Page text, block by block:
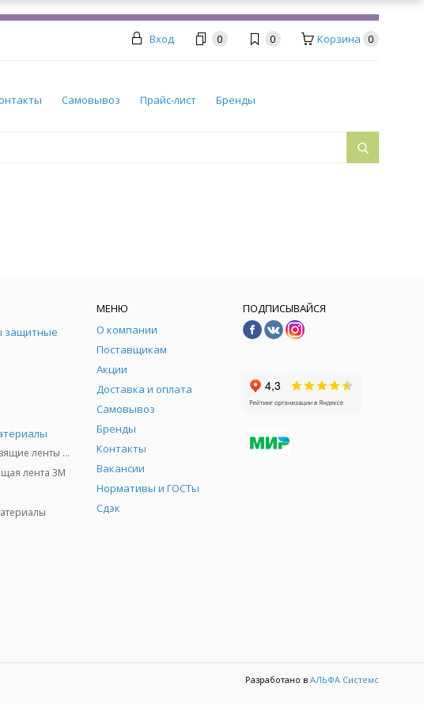
Вход 0 0 Корзина 0
Самовывоз Прайс-лист Бренды
защитные
Противоскользящие ленты 3М
лента 3M
МЕНЮ
О компании
Поставщикам
Акции
Доставка и оплата
Самовывоз
Бренды
Контакты
Вакансии
Нормативы и ГОСТы
Сдэк
ПОДПИСЫВАЙСЯ
Разработано в АЛЬФА Системс